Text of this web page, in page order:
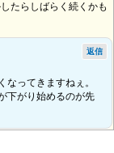
たらしばらく続くかも
ってきますねぇ。
下がり始めるのが先
返信